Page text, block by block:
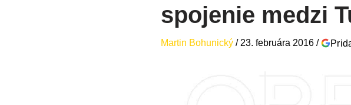
spojenie medzi
Martin Bohunický / 23. februára 2016 /